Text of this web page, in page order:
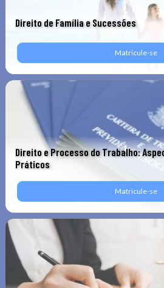
Direito de Família e Sucessões
Matricule-se
Direito e Processo do Trabalho:
Práticos
Matricule-se